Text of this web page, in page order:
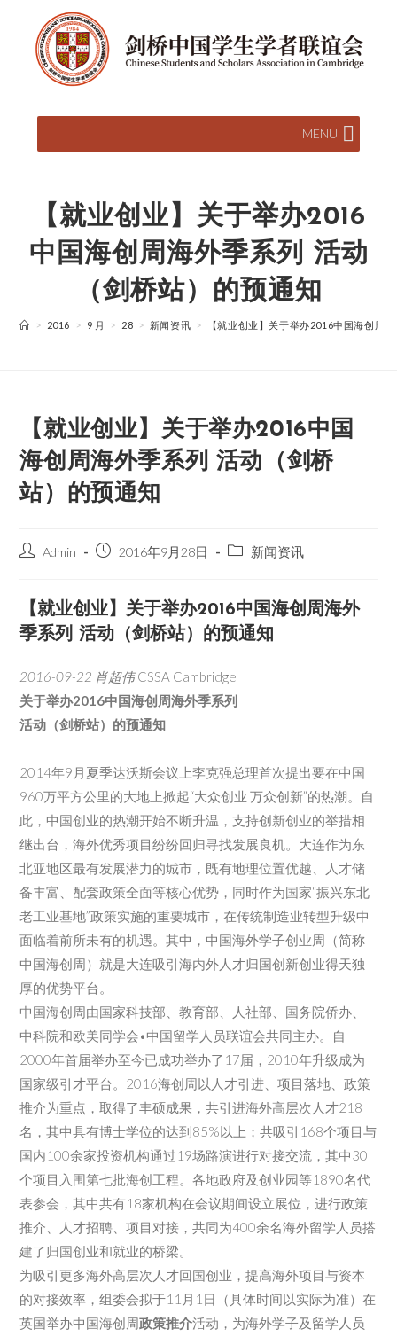
MENU
【就业创业】关于举办2016
中国海创周海外季系列 活动
（剑桥站）的预通知
> 2016 > 9 月 > 28 > 新闻资讯 > 【就业创业】关于举办2016中国海创周
【就业创业】关于举办2016中国
海创周海外季系列 活动（剑桥
站）的预通知
Admin 2016年9月28日 新闻资讯
【就业创业】关于举办2016中国海创周海外
季系列 活动（剑桥站）的预通知
2016-09-22 肖超伟CSSA Cambridge
关于举办2016中国海创周海外季系列
活动（剑桥站）的预通知
2014年9月夏季达沃斯会议上李克强总理首次提出要在中国
960万平方公里的大地上掀起“大众创业 万众创新”的热潮。自
此，中国创业的热潮开始不断升温，支持创新创业的举措相
继出台，海外优秀项目纷纷回归寻找发展良机。大连作为东
北亚地区最有发展潜力的城市，既有地理位置优越、人才储
备丰富、配套政策全面等核心优势，同时作为国家“振兴东北
老工业基地”政策实施的重要城市，在传统制造业转型升级中
面临着前所未有的机遇。其中，中国海外学子创业周（简称
中国海创周）就是大连吸引海内外人才归国创新创业得天独
厚的优势平台。
中国海创周由国家科技部、教育部、人社部、国务院侨办、
中科院和欧美同学会•中国留学人员联谊会共同主办。自
2000年首届举办至今已成功举办了17届，2010年升级成为
国家级引才平台。2016海创周以人才引进、项目落地、政策
推介为重点，取得了丰硕成果，共引进海外高层次人才218
名，其中具有博士学位的达到85%以上；共吸引168个项目与
国内100余家投资机构通过19场路演进行对接交流，其中30
个项目入围第七批海创工程。各地政府及创业园等1890名代
表参会，其中共有18家机构在会议期间设立展位，进行政策
推介、人才招聘、项目对接，共同为400余名海外留学人员搭
建了归国创业和就业的桥梁。
为吸引更多海外高层次人才回国创业，提高海外项目与资本
的对接效率，组委会拟于11月1日（具体时间以实际为准）在
英国举办中国海创周政策推介活动，为海外学子及留学人员